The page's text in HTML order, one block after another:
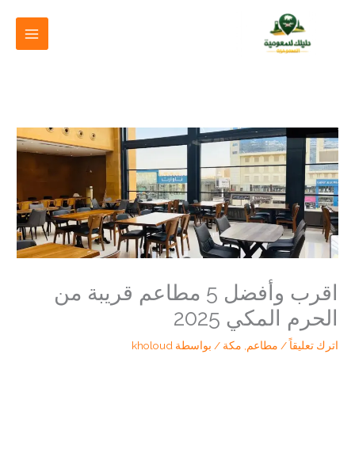
اقرب وأفضل 5 مطاعم قريبة من
الحرم المكي 2025
اترك تعليقاً / مطاعم, مكة / بواسطة kholoud